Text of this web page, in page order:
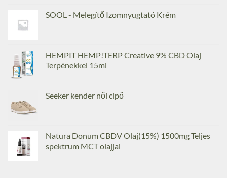
SOOL - Melegítő Izomnyugtató Krém
HEMPIT HEMP!TERP Creative 9% CBD Olaj
Terpénekkel 15ml
Seeker kender női cipő
Natura Donum CBDV Olaj(15%) 1500mg Teljes
spektrum MCT olajjal